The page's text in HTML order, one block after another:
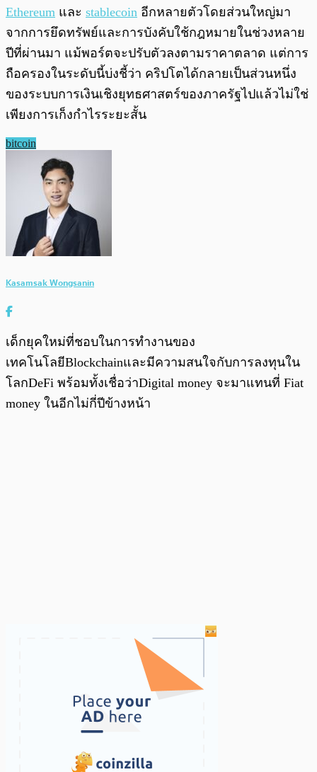
Ethereum และ stablecoin อีกหลายตัวโดยส่วนใหญ่มา
จากการยึดทรัพย์และการบังคับใช้กฎหมายในช่วงหลาย
ปีที่ผ่านมา แม้พอร์ตจะปรับตัวลงตามราคาตลาด แต่การ
ถือครองในระดับนี้บ่งชี้ว่า คริปโตได้กลายเป็นส่วนหนึ่ง
ของระบบการเงินเชิงยุทธศาสตร์ของภาครัฐไปแล้วไม่ใช่
เพียงการเก็งกำไรระยะสั้น
bitcoin
Kasamsak Wongsanin
เด็กยุคใหม่ที่ชอบในการทำงานของ
เทคโนโลยีBlockchainและมีความสนใจกับการลงทุนใน
โลกDeFi พร้อมทั้งเชื่อว่าDigital money จะมาแทนที่ Fiat
money ในอีกไม่กี่ปีข้างหน้า